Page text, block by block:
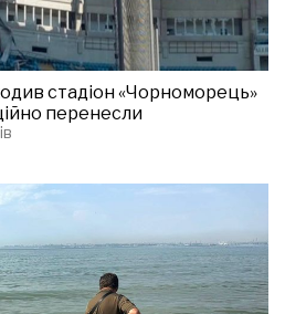
стадіон «Чорноморець»
перенесли